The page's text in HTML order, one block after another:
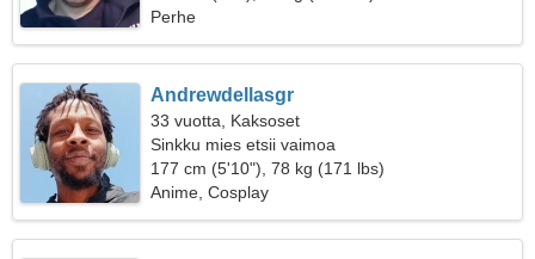
Perhe
Andrewdellasgr
33 vuotta, Kaksoset
Sinkku mies etsii vaimoa
177 cm (5'10"), 78 kg (171 lbs)
Anime, Cosplay